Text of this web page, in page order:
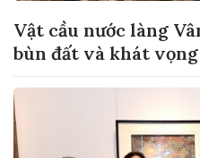
Vật cầu nước làng
bùn đất và khát